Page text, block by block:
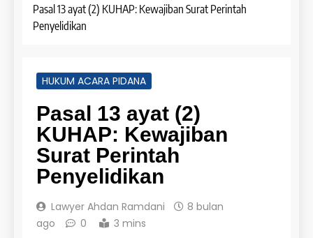
Pasal 13 ayat (2) KUHAP: Kewajiban Surat Perintah
Penyelidikan
HUKUM ACARA PIDANA
Pasal 13 ayat (2)
KUHAP: Kewajiban
Surat Perintah
Penyelidikan
Lawyer Ahdan Ramdani
8 bulan
ago
0 3 mins